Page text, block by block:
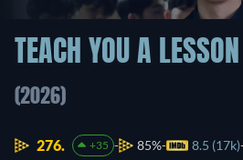
TEACH YOU A LESSON
(2026)
276. +35 85% 8.5 (17k)